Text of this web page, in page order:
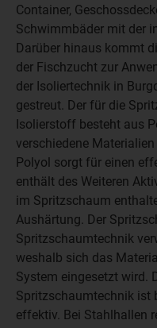
Container,
Schwimmbäder mit der
Darüber hinaus kommt
der Fischzucht zur
der Isoliertechnik in
gestreut. Der für die
Isolierstoff besteht aus
verschiedene
Polyol sorgt für einen
enthält des Weiteren
im Spritzschaum
Aushärtung. Der
Spritzschaumtechnik
weshalb sich das
System eingesetzt wird.
Spritzschaumtechnik ist
effektiv. Bei Stahlhallen